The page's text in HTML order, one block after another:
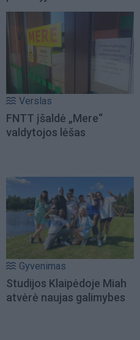
Verslas
FNTT įšaldė „Mere“
valdytojos lėšas
Gyvenimas
Studijos Klaipėdoje Miah
atvėrė naujas galimybes